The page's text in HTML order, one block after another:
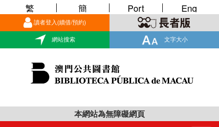
讀者登入(續借/預約)
網站搜索 文字大小
繁 簡 Port Eng
本網站為無障礙網頁